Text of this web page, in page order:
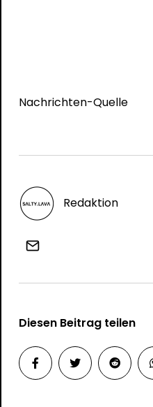
Nachrichten-Quelle
Redaktion
Diesen Beitrag teilen